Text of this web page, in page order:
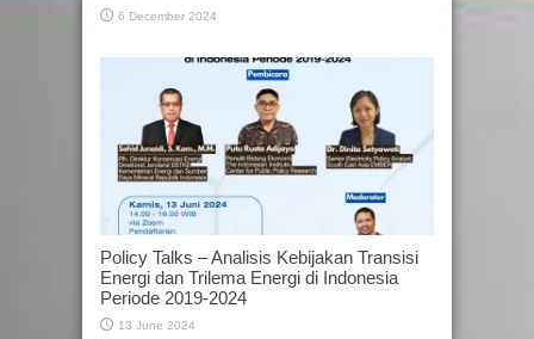
6 December 2024
Policy Talks – Analisis Kebijakan Transisi
Energi dan Trilema Energi di Indonesia
Periode 2019-2024
13 June 2024